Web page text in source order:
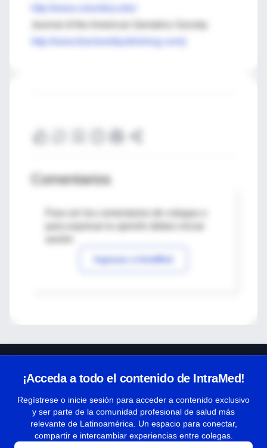
http://www.blackwellpublishing.com/j
Comentarios
Para ver los comentarios de colegas o
Ingresar a IntraMed
¡Acceda a todo el contenido de IntraMed!
Regístrese o inicie sesión para acceder a contenido exclusivo
y ser parte de la comunidad profesional de salud más
relevante de Latinoamérica. Un espacio para conectar,
compartir e intercambiar experiencias entre colegas.
Centro de Ayuda